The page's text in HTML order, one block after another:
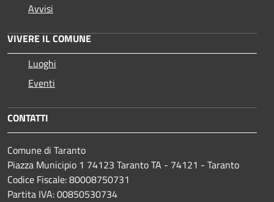
Avvisi
VIVERE IL COMUNE
Luoghi
Eventi
CONTATTI
Comune di Taranto
Piazza Municipio 1 74123 Taranto TA - 74121 - Taranto
Codice Fiscale: 80008750731
Partita IVA: 00850530734